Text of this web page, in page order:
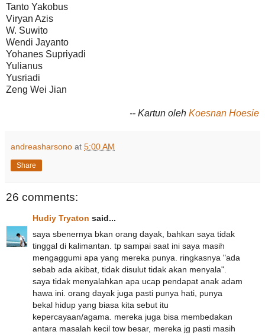
Tanto Yakobus
Viryan Azis
W. Suwito
Wendi Jayanto
Yohanes Supriyadi
Yulianus
Yusriadi
Zeng Wei Jian
-- Kartun oleh Koesnan Hoesie
andreasharsono at 5:00 AM
Share
26 comments:
Hudiy Tryaton said...
saya sbenernya bkan orang dayak, bahkan saya tidak
tinggal di kalimantan. tp sampai saat ini saya masih
mengaggumi apa yang mereka punya. ringkasnya "ada
sebab ada akibat, tidak disulut tidak akan menyala".
saya tidak menyalahkan apa ucap pendapat anak adam
hawa ini. orang dayak juga pasti punya hati, punya
bekal hidup yang biasa kita sebut itu
kepercayaan/agama. mereka juga bisa membedakan
antara masalah kecil tow besar, mereka jg pasti masih